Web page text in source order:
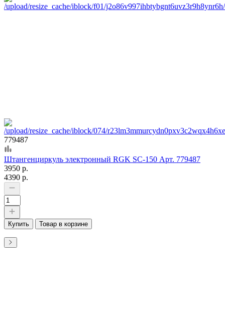
779487
Штангенциркуль электронный RGK SC-150 Арт. 779487
3950 р.
4390 р.
Купить Товар в корзине